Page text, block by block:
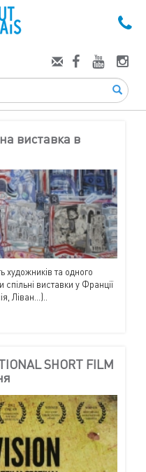
виставка в
художників та одного
виставки у Франції
Ліван...)..
SHORT FILM